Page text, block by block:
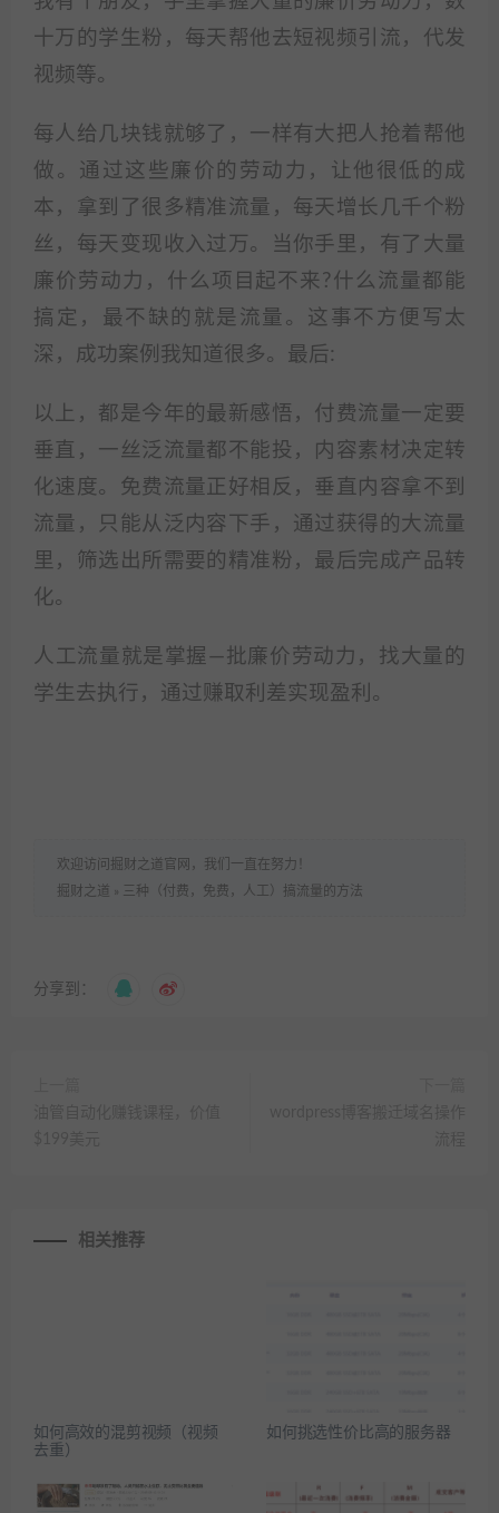
十万的学生粉，每天帮他去短视频引流，代发
视频等。
每人给几块钱就够了，一样有大把人抢着帮他
做。通过这些廉价的劳动力，让他很低的成
本，拿到了很多精准流量，每天增长几千个粉
丝，每天变现收入过万。当你手里，有了大量
廉价劳动力，什么项目起不来?什么流量都能
搞定，最不缺的就是流量。这事不方便写太
深，成功案例我知道很多。最后:
以上，都是今年的最新感悟，付费流量一定要
垂直，一丝泛流量都不能投，内容素材决定转
化速度。免费流量正好相反，垂直内容拿不到
流量，只能从泛内容下手，通过获得的大流量
里，筛选出所需要的精准粉，最后完成产品转
化。
人工流量就是掌握—批廉价劳动力，找大量的
学生去执行，通过赚取利差实现盈利。
欢迎访问掘财之道官网，我们一直在努力！
掘财之道 » 三种（付费，免费，人工）搞流量的方法
分享到：
相关推荐
如何高效的混剪视频（视频
去重）
如何挑选性价比高的服务器